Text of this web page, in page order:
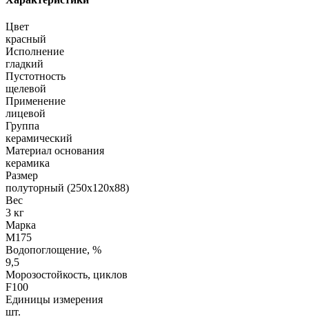
Цвет
красный
Исполнение
гладкий
Пустотность
щелевой
Применение
лицевой
Группа
керамический
Материал основания
керамика
Размер
полуторный (250х120х88)
Вес
3 кг
Марка
М175
Водопоглощение, %
9,5
Морозостойкость, циклов
F100
Единицы измерения
шт.